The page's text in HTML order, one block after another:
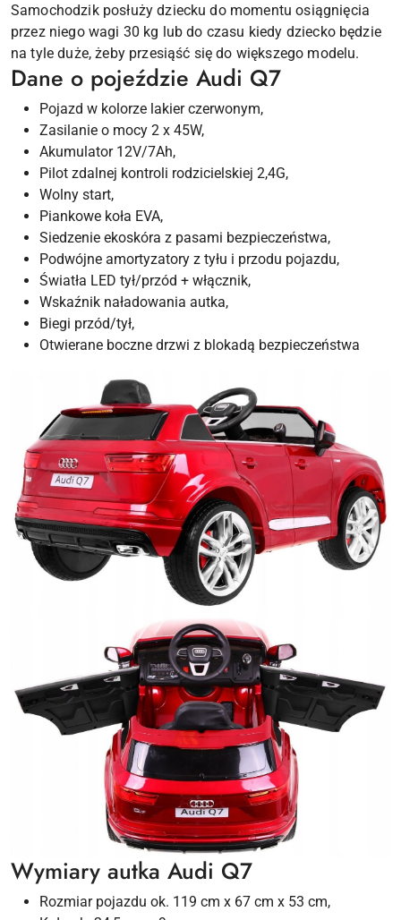
Samochodzik posłuży dziecku do momentu osiągnięcia
przez niego wagi 30 kg lub do czasu kiedy dziecko będzie
na tyle duże, żeby przesiąść się do większego modelu.
Dane o pojeździe Audi Q7
Pojazd w kolorze lakier czerwonym,
Zasilanie o mocy 2 x 45W,
Akumulator 12V/7Ah,
Pilot zdalnej kontroli rodzicielskiej 2,4G,
Wolny start,
Piankowe koła EVA,
Siedzenie ekoskóra z pasami bezpieczeństwa,
Podwójne amortyzatory z tyłu i przodu pojazdu,
Światła LED tył/przód + włącznik,
Wskaźnik naładowania autka,
Biegi przód/tył,
Otwierane boczne drzwi z blokadą bezpieczeństwa
Wymiary autka Audi Q7
Rozmiar pojazdu ok. 119 cm x 67 cm x 53 cm,